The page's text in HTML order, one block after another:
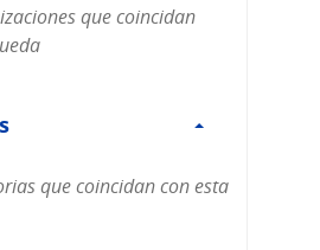
que coincidan
que coincidan con esta